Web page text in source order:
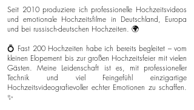
Seit 2010 produziere ich professionelle Hochzeitsvideos
und emotionale Hochzeitsfilme in Deutschland, Europa
und bei russisch-deutschen Hochzeiten. 🌍
💍 Fast 200 Hochzeiten habe ich bereits begleitet – vom
kleinen Elopement bis zur großen Hochzeitsfeier mit vielen
Gästen. Meine Leidenschaft ist es, mit professioneller
Technik und viel Feingefühl einzigartige
Hochzeitsvideografievoller echter Emotionen zu schaffen.
✨